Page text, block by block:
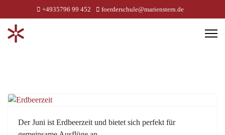
+4935796 99 452 foerderschule@marienstern.de
Der Juni ist Erdbeerzeit und bietet sich perfekt für